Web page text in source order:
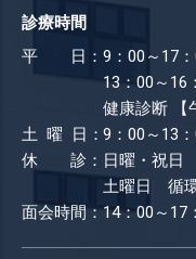
診療時間
平 日： 9：00～17
13：00～16
健康診断
土 曜 日：9：00～13
休 診： 日曜・祝
土曜日 循
面会時間：14：00～